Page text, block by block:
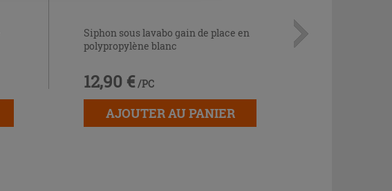
Siphon sous lavabo gain de place en
polypropylène blanc
12,90 € /PC
AJOUTER AU PANIER